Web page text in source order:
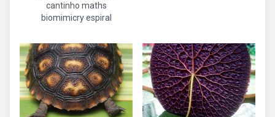
cantinho maths
biomimicry espiral